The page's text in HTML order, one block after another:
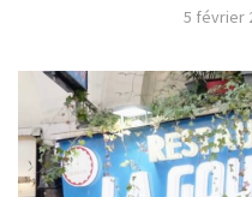
5 février